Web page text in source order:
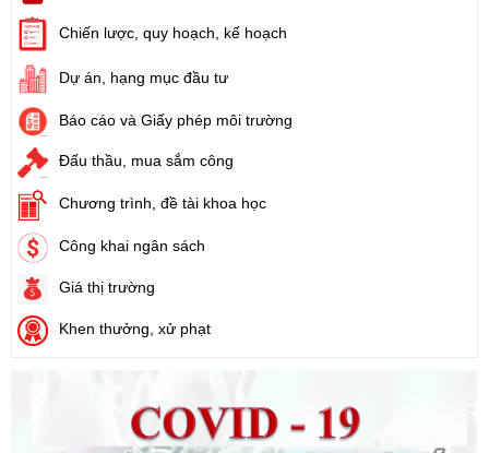
Số:
Tên:
(Kế hoạch triển khai thi hành Luật Đất đai năm 2024)
Số:71/2024/NĐ-CP
Tên:
Ngày ban hành: (21/08/2024)
Số:
Tên:
(Luật Đất đai)
Ngày ban hành: (21/08/2024)
Số:88/2024/NĐ-CP
Tên:
Chiến lược, quy hoạch, kế hoạch
Dự án, hạng mục đầu tư
Báo cáo và Giấy phép môi trường
Đấu thầu, mua sắm công
Chương trình, đề tài khoa học
Công khai ngân sách
Giá thị trường
Khen thưởng, xử phạt